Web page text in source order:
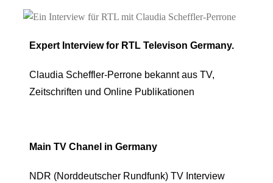
Expert Interview for RTL Televison Germany.
Claudia Scheffler-Perrone bekannt aus TV,
Zeitschriften und Online Publikationen
Main TV Chanel in Germany
NDR (Norddeutscher Rundfunk) TV Interview